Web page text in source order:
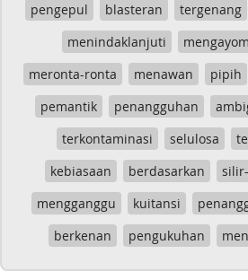
pengepul
blasteran tergenang
menindaklanjuti
meronta-ronta
menawan pipih
pemantik
penangguhan
terkontaminasi
selulosa
kebiasaan
berdasarkan
mengganggu
kuitansi
berkenan
pengukuhan